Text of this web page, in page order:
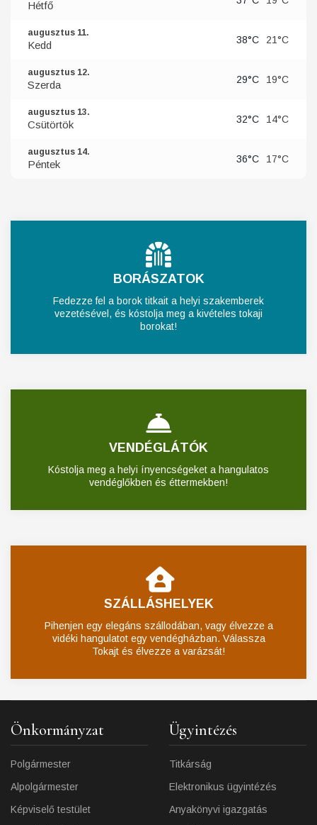
Hétfő
augusztus 11.
Kedd 38°C 21°C
augusztus 12.
Szerda 29°C 19°C
augusztus 13.
Csütörtök 32°C 14°C
augusztus 14.
Péntek 36°C 17°C
BORÁSZATOK
Fedezze fel a borok titkait a helyi szakemberek
vezetésével, és kóstolja meg a kivételes tokaji
borokat!
VENDÉGLÁTÓK
Kóstolja meg a helyi ínyencségeket a hangulatos
vendéglőkben és éttermekben!
SZÁLLÁSHELYEK
Pihenjen egy elegáns szállodában, vagy élvezze a
vidéki hangulatot egy vendégházban. Válassza
Tokajt és élvezze a varázsát!
Önkormányzat
Polgármester
Alpolgármester
Képviselő testület
Ügyintézés
Titkárság
Elektronikus ügyintézés
Anyakönyvi igazgatás